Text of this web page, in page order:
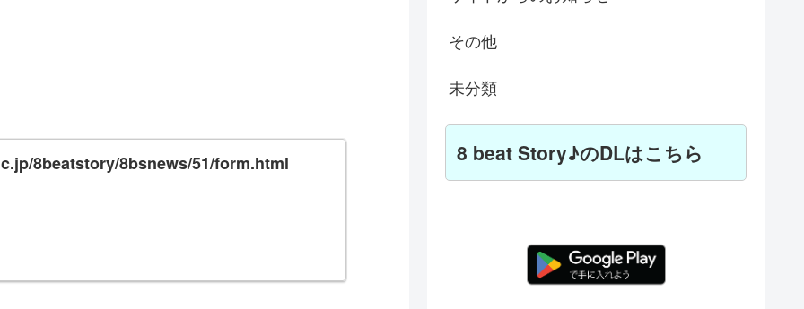
8beatstory/8bsnews/51/form.html
その他
未分類
8 beat Story♪のDLはこちら